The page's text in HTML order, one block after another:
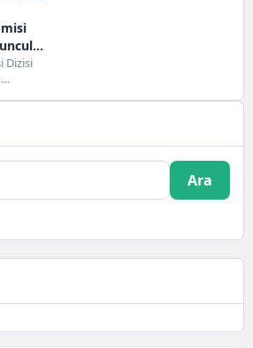
Dizisi
Ara